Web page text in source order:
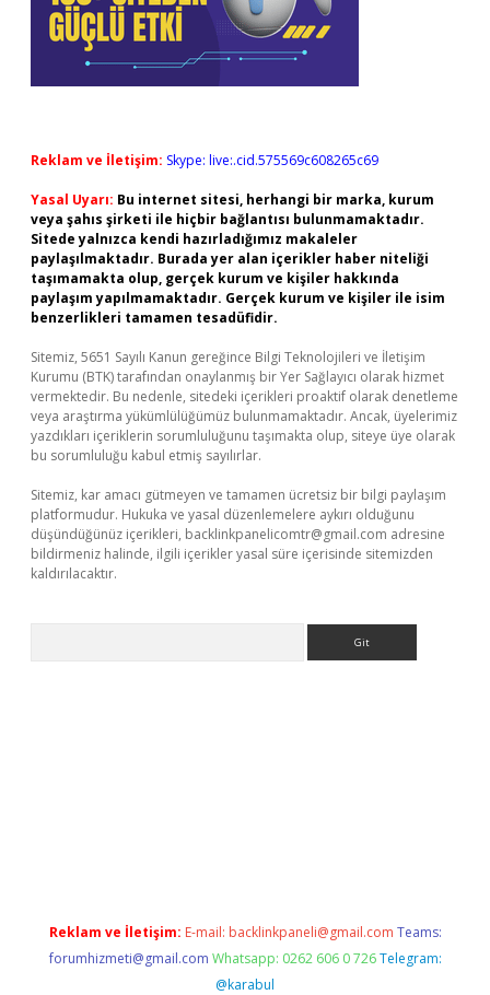
Reklam ve İletişim: Skype: live:.cid.575569c608265c69
Yasal Uyarı: Bu internet sitesi, herhangi bir marka, kurum
veya şahıs şirketi ile hiçbir bağlantısı bulunmamaktadır.
Sitede yalnızca kendi hazırladığımız makaleler
paylaşılmaktadır. Burada yer alan içerikler haber niteliği
taşımamakta olup, gerçek kurum ve kişiler hakkında
paylaşım yapılmamaktadır. Gerçek kurum ve kişiler ile isim
benzerlikleri tamamen tesadüfidir.
Sitemiz, 5651 Sayılı Kanun gereğince Bilgi Teknolojileri ve İletişim
Kurumu (BTK) tarafından onaylanmış bir Yer Sağlayıcı olarak hizmet
vermektedir. Bu nedenle, sitedeki içerikleri proaktif olarak denetleme
veya araştırma yükümlülüğümüz bulunmamaktadır. Ancak, üyelerimiz
yazdıkları içeriklerin sorumluluğunu taşımakta olup, siteye üye olarak
bu sorumluluğu kabul etmiş sayılırlar.
Sitemiz, kar amacı gütmeyen ve tamamen ücretsiz bir bilgi paylaşım
platformudur. Hukuka ve yasal düzenlemelere aykırı olduğunu
düşündüğünüz içerikleri, backlinkpanelicomtr@gmail.com adresine
bildirmeniz halinde, ilgili içerikler yasal süre içerisinde sitemizden
kaldırılacaktır.
Reklam ve İletişim: E-mail: backlinkpaneli@gmail.com Teams:
forumhizmeti@gmail.com Whatsapp: 0262 606 0 726 Telegram:
@karabul